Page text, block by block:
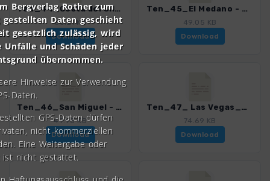
Ten_44_Costa del Silencio - Los Abrigos_4016_21.gpx
30.21 KB
Download
Ten_45_El Medano - Montana Roja_4016_21.gpx
49.05 KB
Download
Ten_46_San Miguel - Aldea Blanca_4016_21.gpx
49.98 KB
Download
Ten_47_ Las Vegas_4016_21.gpx
74.69 KB
Download
Bergverlag Rother zum
Daten geschieht
gesetzlich zulässig, wird
und Schäden jeder
übernommen.
Hinweise zur Verwendung
Daten.
GPS-Daten dürfen
nicht kommerziellen
Eine Weitergabe oder
ist nicht gestattet.